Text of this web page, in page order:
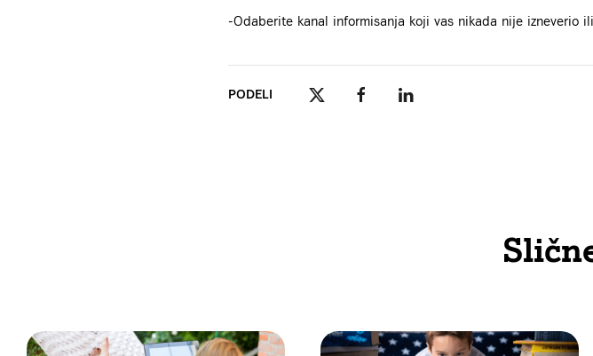
-Odaberite kanal informisanja koji vas nikada nije izneverio
PODELI